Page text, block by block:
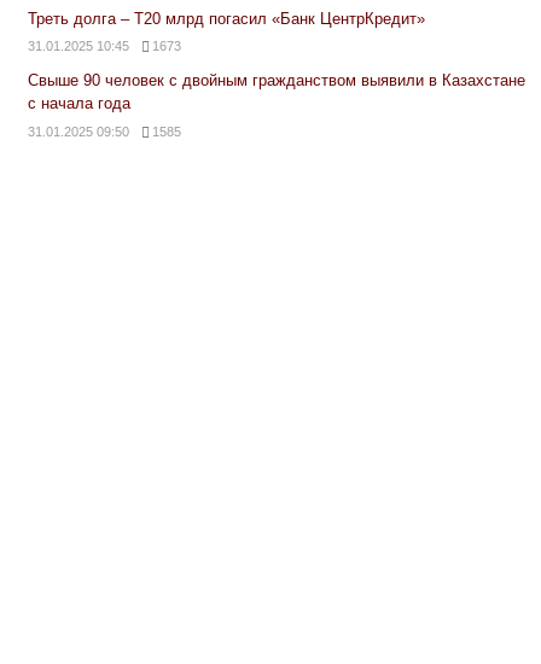
Треть долга – Т20 млрд погасил «Банк ЦентрКредит»
31.01.2025 10:45 1673
Свыше 90 человек с двойным гражданством выявили в Казахстане
с начала года
31.01.2025 09:50 1585